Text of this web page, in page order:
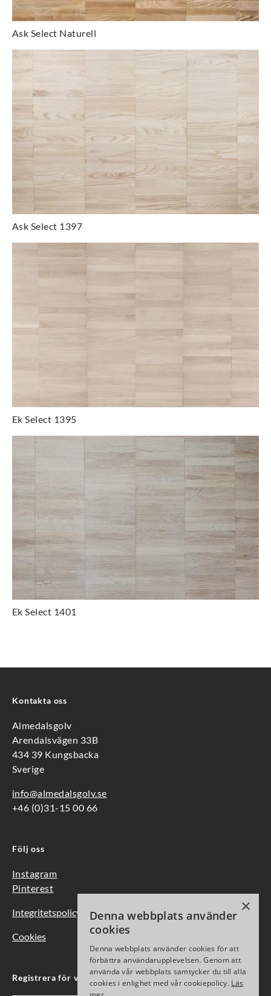
Ask Select Naturell
Ask Select 1397
Ek Select 1395
Ek Select 1401
Kontakta oss
Almedalsgolv
Arendalsvägen 33B
434 39 Kungsbacka
Sverige
info@almedalsgolv.se
+46 (0)31-15 00 66
Följ oss
Instagram
Pinterest
Integritetspolicy
Cookies
Registrera för vårt nyhetsbrev
×
Denna webbplats använder
cookies
Denna webbplats använder cookies för att
förbättra användarupplevelsen. Genom att
använda vår webbplats samtycker du till alla
cookies i enlighet med vår cookiepolicy. Läs